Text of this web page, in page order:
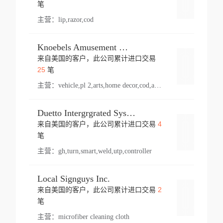
笔
主营： lip,razor,cod
Knoebels Amusement Resort
来自美国的客户，此公司累计进口交易
25笔
主营： vehicle,pl 2,arts,home decor,cod,amusement ride,sea
Duetto Intergrgrated Systems Inc.
来自美国的客户，此公司累计进口交易 4
笔
主营： gh,turn,smart,weld,utp,controller
Local Signguys Inc.
来自美国的客户，此公司累计进口交易 2
笔
主营： microfiber cleaning cloth